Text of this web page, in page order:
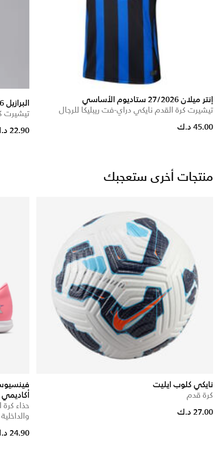
إنتر ميلان 27/2026 ستاديوم الأساسي
تيشيرت كرة القدم نايكي دراي-فت ريبليكا للرجال
45.00 د.ك
البرازيل 2026 ستيديوم الاحتياطي
تيشيرت
22.90 د.ك
منتجات أخرى ستعجبك
نايكي كلوب ايليت
كرة قدم
27.00 د.ك
حذاء
والداخلية
24.90 د.ك